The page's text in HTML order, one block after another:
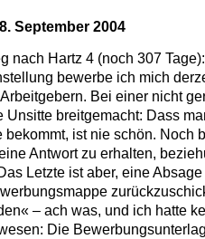
September 2004
nach Hartz 4 (noch 307
bewerbe ich mich
Bei einer nicht
Unsitte breitgemacht: Dass
bekommt, ist nie schön. Noch
Antwort zu erhalten,
Letzte ist aber, eine
– ach was, und ich hatte
Die